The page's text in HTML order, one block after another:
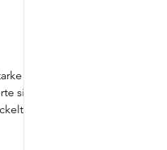
Moral.
sich das
sich